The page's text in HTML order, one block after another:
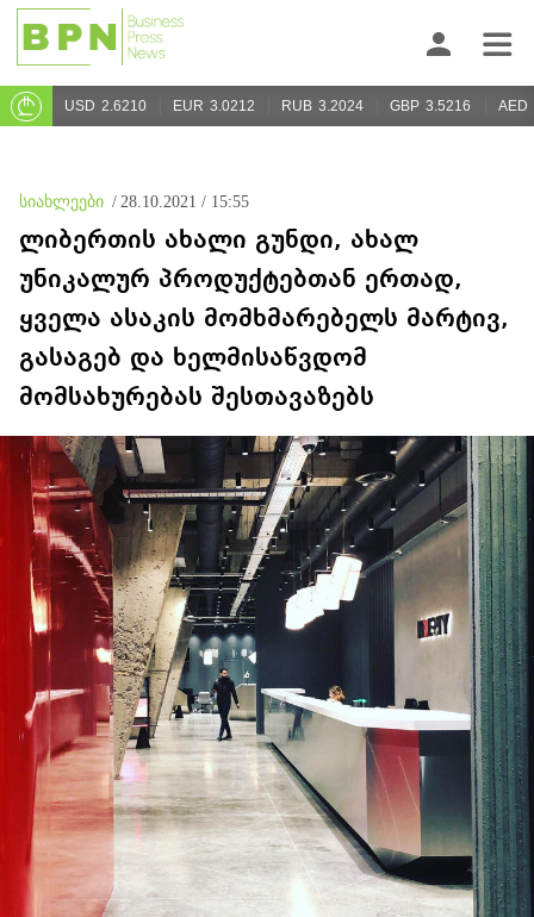
USD 2.6210 EUR 3.0212 RUB 3.2024 GBP 3.5216 AED
სიახლეები / 28.10.2021 / 15:55
ლიბერთის ახალი გუნდი, ახალ
უნიკალურ პროდუქტებთან ერთად,
ყველა ასაკის მომხმარებელს მარტივ,
გასაგებ და ხელმისაწვდომ
მომსახურებას შესთავაზებს